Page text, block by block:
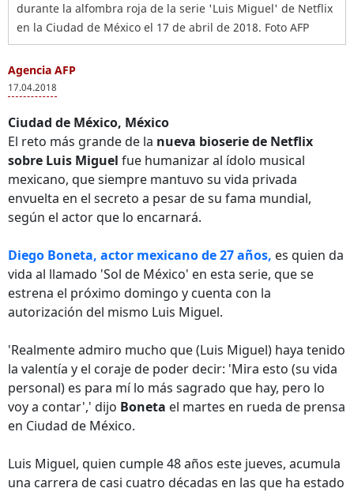
durante la alfombra roja de la serie 'Luis Miguel' de Netflix
en la Ciudad de México el 17 de abril de 2018. Foto AFP
Agencia AFP
17.04.2018
Ciudad de México, México
El reto más grande de la nueva bioserie de Netflix
sobre Luis Miguel fue humanizar al ídolo musical
mexicano, que siempre mantuvo su vida privada
envuelta en el secreto a pesar de su fama mundial,
según el actor que lo encarnará.
Diego Boneta, actor mexicano de 27 años, es quien da
vida al llamado 'Sol de México' en esta serie, que se
estrena el próximo domingo y cuenta con la
autorización del mismo Luis Miguel.
'Realmente admiro mucho que (Luis Miguel) haya tenido
la valentía y el coraje de poder decir: 'Mira esto (su vida
personal) es para mí lo más sagrado que hay, pero lo
voy a contar',' dijo Boneta el martes en rueda de prensa
en Ciudad de México.
Luis Miguel, quien cumple 48 años este jueves, acumula
una carrera de casi cuatro décadas en las que ha estado